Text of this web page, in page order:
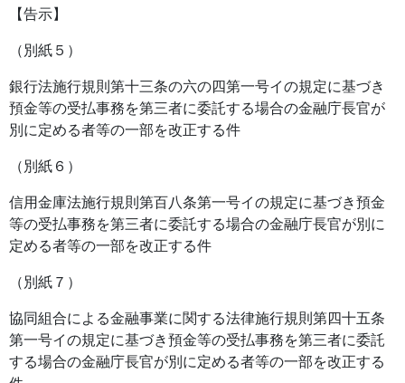
【告示】
（別紙５）
銀行法施行規則第十三条の六の四第一号イの規定に基づき
預金等の受払事務を第三者に委託する場合の金融庁長官が
別に定める者等の一部を改正する件
（別紙６）
信用金庫法施行規則第百八条第一号イの規定に基づき預金
等の受払事務を第三者に委託する場合の金融庁長官が別に
定める者等の一部を改正する件
（別紙７）
協同組合による金融事業に関する法律施行規則第四十五条
第一号イの規定に基づき預金等の受払事務を第三者に委託
する場合の金融庁長官が別に定める者等の一部を改正する